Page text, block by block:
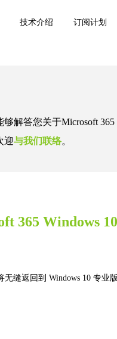
技术介绍 订阅计划
解答您关于Microsoft
迎与我们联络。
365 Windows
缝返回到 Windows 10 专业